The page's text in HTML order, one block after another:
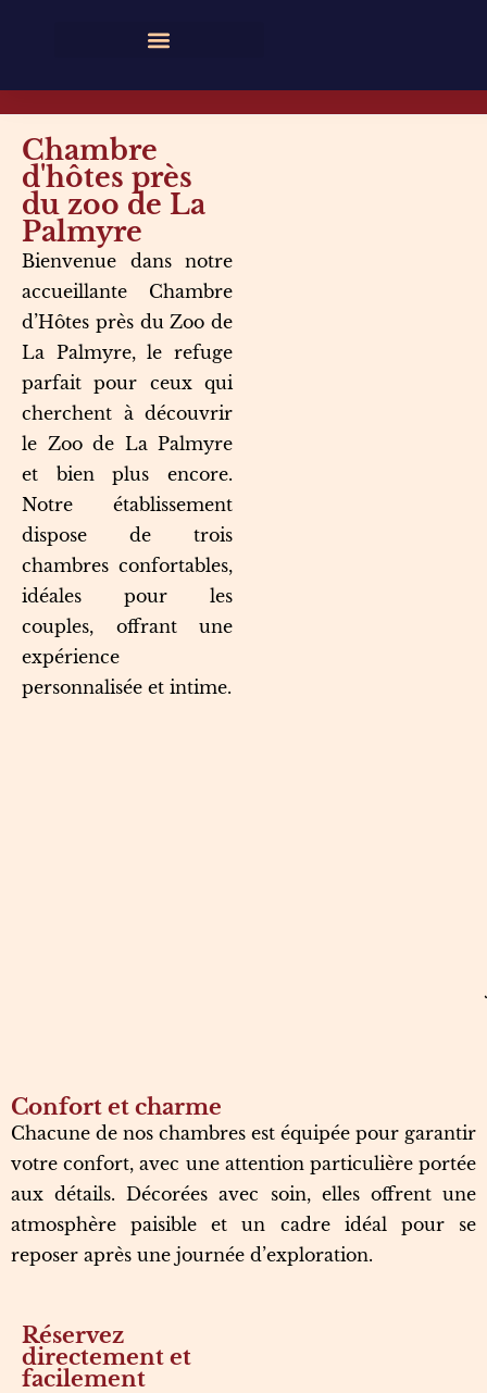
Chambre
d'hôtes près
du zoo de La
Palmyre
Bienvenue dans notre
accueillante Chambre
d’Hôtes près du Zoo de
La Palmyre, le refuge
parfait pour ceux qui
cherchent à découvrir
le Zoo de La Palmyre
et bien plus encore.
Notre établissement
dispose de trois
chambres confortables,
idéales pour les
couples, offrant une
expérience
personnalisée et intime.
Confort et charme
Chacune de nos chambres est équipée pour garantir
votre confort, avec une attention particulière portée
aux détails. Décorées avec soin, elles offrent une
atmosphère paisible et un cadre idéal pour se
reposer après une journée d’exploration.
Réservez
directement et
facilement